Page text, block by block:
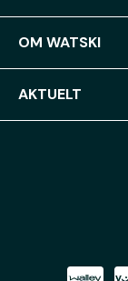
OM WATSKI
AKTUELT